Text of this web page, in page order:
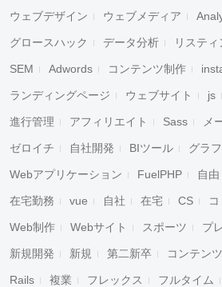
ウェブデザイン ウェブメディア
グロースハック データ分析 リステ
SEM Adwords コンテンツ制作
ランディングページ ウェブサイト js
進行管理 アフィリエイト Sass メ
ゼロイチ 自社開発 BIツール グラ
Webアプリケーション FuelPHP 自由
在宅勤務 vue 自社 在宅 CS
Web制作 Webサイト スポーツ プ
新規開発 新規 第二新卒 コンテン
Rails 複業 フレックス フルタイム